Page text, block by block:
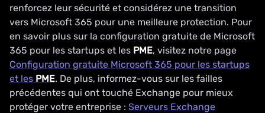
renforcez leur sécurité et considérez une transition
vers Microsoft 365 pour une meilleure protection. Pour
en savoir plus sur la configuration gratuite de Microsoft
365 pour les startups et les PME, visitez notre page
Configuration gratuite Microsoft 365 pour les startups
et les PME. De plus, informez-vous sur les failles
précédentes qui ont touché Exchange pour mieux
protéger votre entreprise : Serveurs Exchange